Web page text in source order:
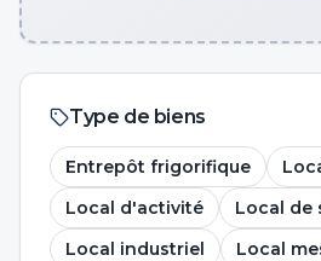
Type de biens
Entrepôt frigorifique
Local d'activité
Local de
Local industriel
Local